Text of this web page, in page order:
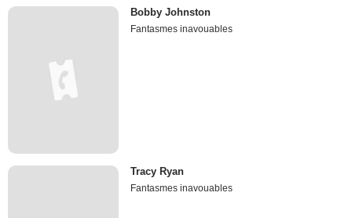
Bobby Johnston
Fantasmes inavouables
Tracy Ryan
Fantasmes inavouables